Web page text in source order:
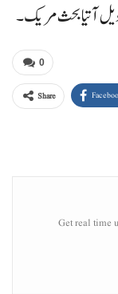
ویل آتیا بحث مریک۔
0
Share
Get real time